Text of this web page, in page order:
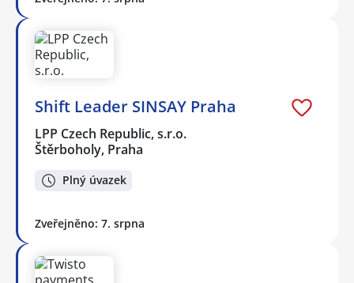
Shift Leader SINSAY Praha
LPP Czech Republic, s.r.o.
Štěrboholy, Praha
Plný úvazek
Zveřejněno: 7. srpna